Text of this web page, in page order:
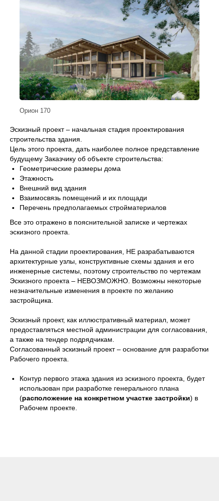
Орион 170
Эскизный проект – начальная стадия проектирования
строительства здания.
Цель этого проекта, дать наиболее полное представление
будущему Заказчику об объекте строительства:
Геометрические размеры дома
Этажность
Внешний вид здания
Взаимосвязь помещений и их площади
Перечень предполагаемых стройматериалов
Все это отражено в пояснительной записке и чертежах
эскизного проекта.
На данной стадии проектирования, НЕ разрабатываются
архитектурные узлы, конструктивные схемы здания и его
инженерные системы, поэтому строительство по чертежам
Эскизного проекта – НЕВОЗМОЖНО. Возможны некоторые
незначительные изменения в проекте по желанию
застройщика.
Эскизный проект, как иллюстративный материал, может
предоставляться местной администрации для согласования,
а также на тендер подрядчикам.
Согласованный эскизный проект – основание для разработки
Рабочего проекта.
Контур первого этажа здания из эскизного проекта, будет
использован при разработке генерального плана
(расположение на конкретном участке застройки) в
Рабочем проекте.